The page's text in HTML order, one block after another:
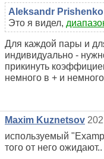
Aleksandr Prishenko
Это я видел,
Для каждой пары и
индивидуально -
прикинуть
немного в + и
Maxim Kuznetsov
используемый
того от него ожидают..